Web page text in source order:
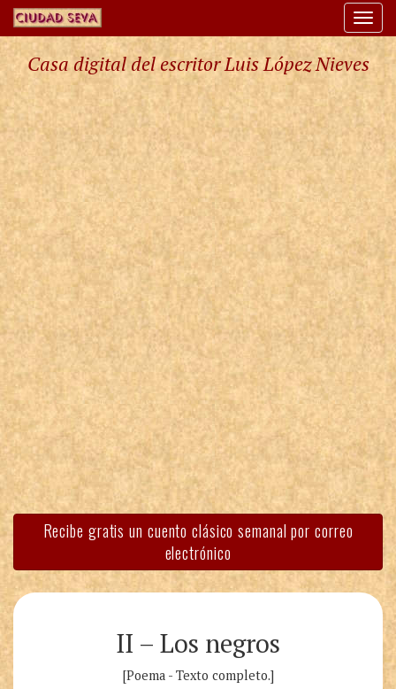
Casa digital del escritor Luis López Nieves
Recibe gratis un cuento clásico semanal por correo
electrónico
II – Los negros
[Poema - Texto completo.]